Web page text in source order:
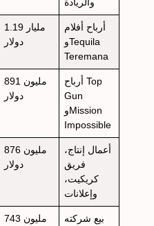
1.19 مليار
دولار
أرباح أفلام
وTequila
Teremana
891 مليون
دولار
أرباح Top
Gun
وMission
Impossible
876 مليون
دولار
أعمال إنتاج،
فريق
كريكيت،
وإعلانات
743 مليون
بيع شركته